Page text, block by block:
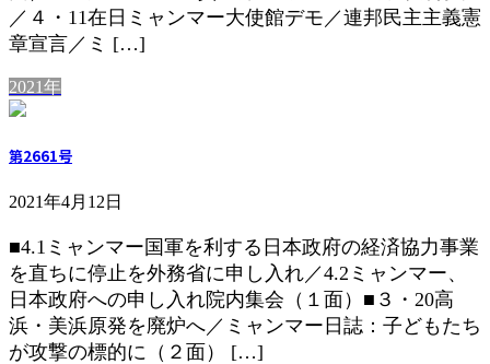
／４・11在日ミャンマー大使館デモ／連邦民主主義憲
章宣言／ミ […]
2021年
第2661号
2021年4月12日
■4.1ミャンマー国軍を利する日本政府の経済協力事業
を直ちに停止を外務省に申し入れ／4.2ミャンマー、
日本政府への申し入れ院内集会（１面）■３・20高
浜・美浜原発を廃炉へ／ミャンマー日誌：子どもたち
が攻撃の標的に（２面） […]